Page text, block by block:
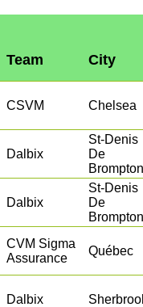
Team City
CSVM Chelsea
Dalbix
St-Denis
De
Brompton
Dalbix
St-Denis
De
Brompton
CVM Sigma
Assurance
Québec
Dalbix